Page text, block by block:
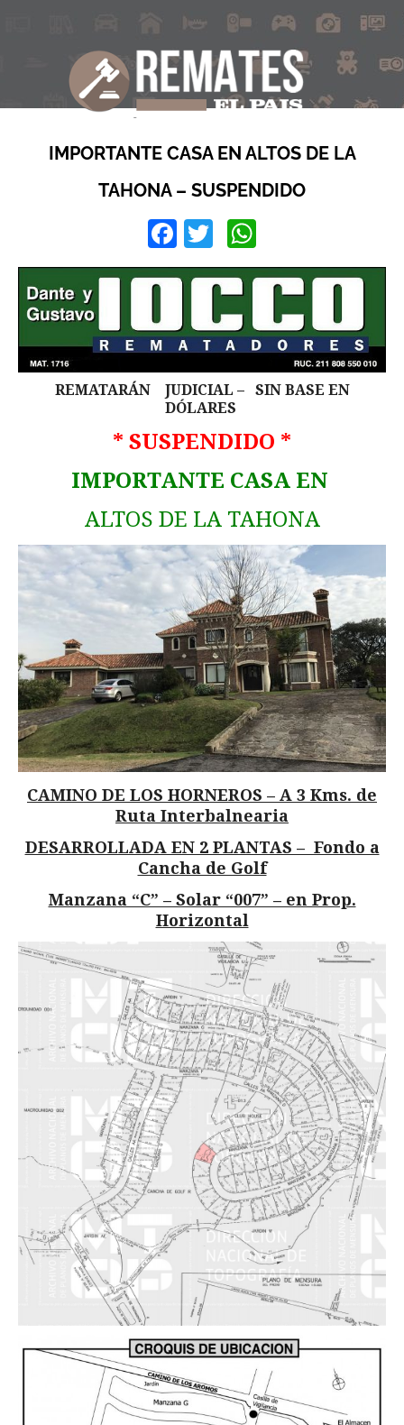
IMPORTANTE CASA EN ALTOS DE LA
TAHONA – SUSPENDIDO
Facebook
Twitter
REMATARÁN JUDICIAL – SIN BASE EN
DÓLARES
* SUSPENDIDO *
IMPORTANTE CASA EN
ALTOS DE LA TAHONA
CAMINO DE LOS HORNEROS – A 3 Kms. de
Ruta Interbalnearia
DESARROLLADA EN 2 PLANTAS – Fondo a
Cancha de Golf
Manzana “C” – Solar “007” – en Prop.
Horizontal